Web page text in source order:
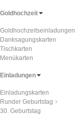
Goldhochzeit
Goldhochzeitseinladungen
Danksagungskarten
Tischkarten
Menükarten
Einladungen
Einladungskarten
Runder Geburtstag
30. Geburtstag